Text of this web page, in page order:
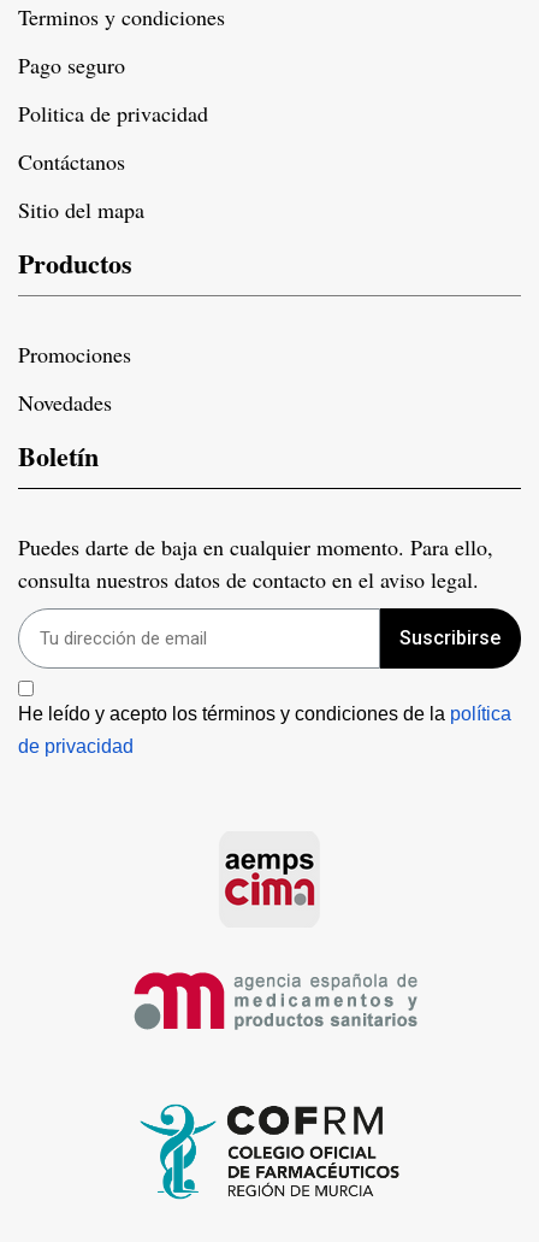
Terminos y condiciones
Pago seguro
Politica de privacidad
Contáctanos
Sitio del mapa
Productos
Promociones
Novedades
Boletín
Puedes darte de baja en cualquier momento. Para ello,
consulta nuestros datos de contacto en el aviso legal.
Suscribirse
He leído y acepto los términos y condiciones de la política
de privacidad